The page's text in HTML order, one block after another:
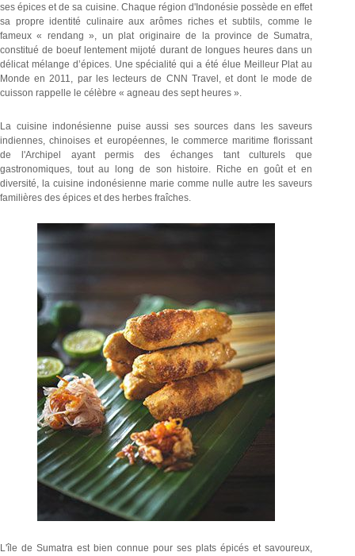
ses épices et de sa cuisine. Chaque région d'Indonésie possède en effet
sa propre identité culinaire aux arômes riches et subtils, comme le
fameux « rendang », un plat originaire de la province de Sumatra,
constitué de boeuf lentement mijoté durant de longues heures dans un
délicat mélange d’épices. Une spécialité qui a été élue Meilleur Plat au
Monde en 2011, par les lecteurs de CNN Travel, et dont le mode de
cuisson rappelle le célèbre « agneau des sept heures ».
La cuisine indonésienne puise aussi ses sources dans les saveurs
indiennes, chinoises et européennes, le commerce maritime florissant
de l'Archipel ayant permis des échanges tant culturels que
gastronomiques, tout au long de son histoire. Riche en goût et en
diversité, la cuisine indonésienne marie comme nulle autre les saveurs
familières des épices et des herbes fraîches.
L'île de Sumatra est bien connue pour ses plats épicés et savoureux,